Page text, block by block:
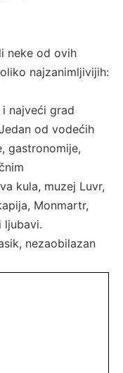
neke od ovih
najzanimljivijih:
i najveći grad
od vodećih
gastronomije,
kula, muzej Luvr,
Monmartr,
ljubavi.
nezaobilazan